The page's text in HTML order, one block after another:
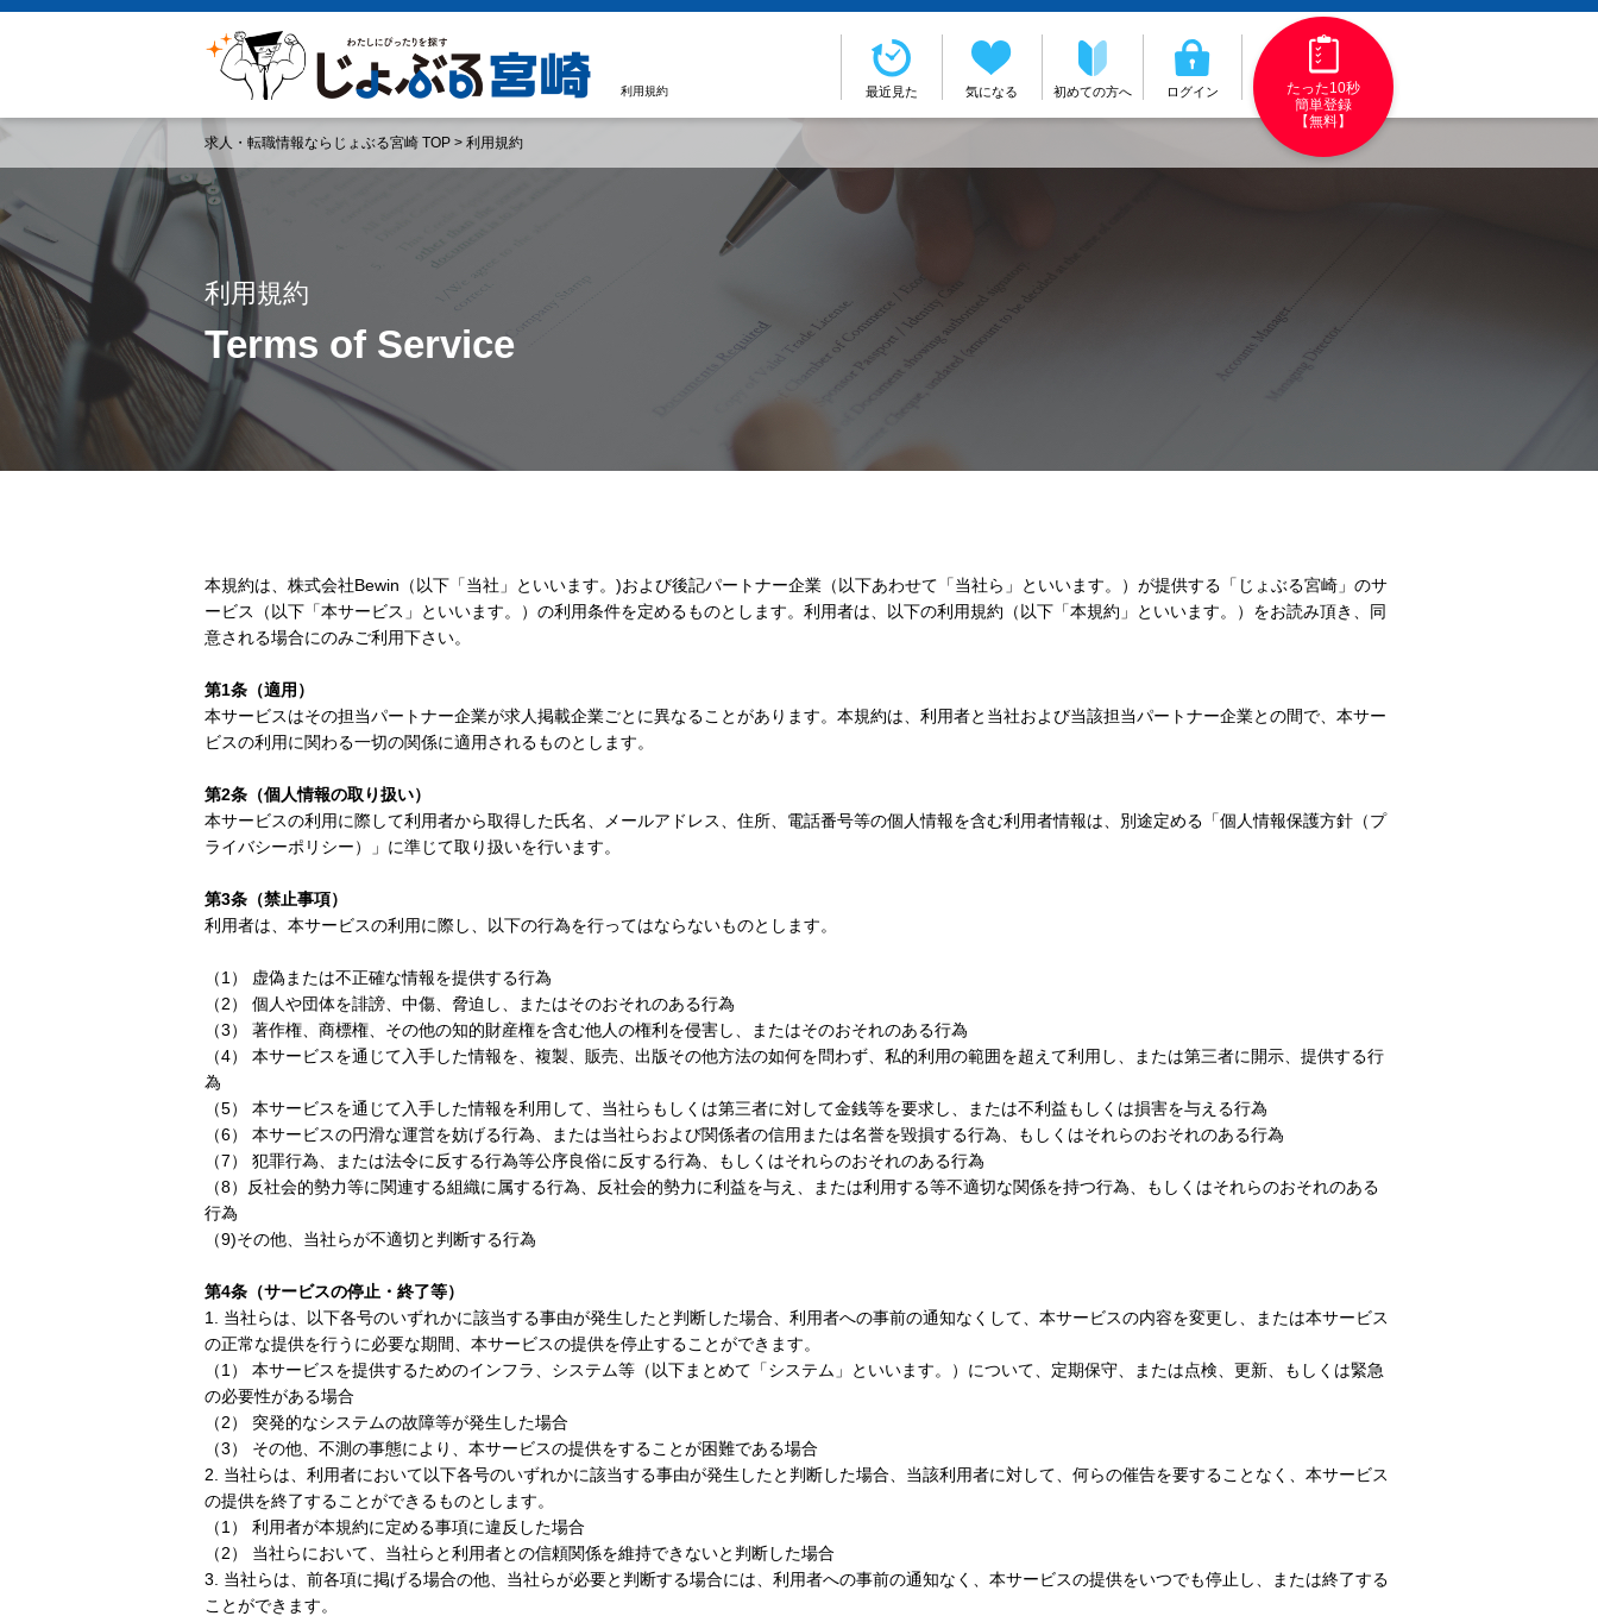
利用規約 最近見た 気になる 初めての方へ ログイン
たった10秒
簡単登録
【無料】
求人・転職情報ならじょぶる宮崎 TOP > 利用規約
利用規約
Terms of Service
本規約は、株式会社Bewin（以下「当社」といいます。)および後記パートナー企業（以下あわせて「当社ら」といいます。）が提供する「じょぶる宮崎」のサ
ービス（以下「本サービス」といいます。）の利用条件を定めるものとします。利用者は、以下の利用規約（以下「本規約」といいます。）をお読み頂き、同
意される場合にのみご利用下さい。
第1条（適用）
本サービスはその担当パートナー企業が求人掲載企業ごとに異なることがあります。本規約は、利用者と当社および当該担当パートナー企業との間で、本サー
ビスの利用に関わる一切の関係に適用されるものとします。
第2条（個人情報の取り扱い）
本サービスの利用に際して利用者から取得した氏名、メールアドレス、住所、電話番号等の個人情報を含む利用者情報は、別途定める 「個人情報保護方針（プ
ライバシーポリシー）」に準じて取り扱いを行います。
第3条（禁止事項）
利用者は、本サービスの利用に際し、以下の行為を行ってはならないものとします。
（1） 虚偽または不正確な情報を提供する行為
（2） 個人や団体を誹謗、中傷、脅迫し、またはそのおそれのある行為
（3） 著作権、商標権、その他の知的財産権を含む他人の権利を侵害し、またはそのおそれのある行為
（4） 本サービスを通じて入手した情報を、複製、販売、出版その他方法の如何を問わず、私的利用の範囲を超えて利用し、または第三者に開示、提供する行
為
（5） 本サービスを通じて入手した情報を利用して、当社らもしくは第三者に対して金銭等を要求し、または不利益もしくは損害を与える行為
（6） 本サービスの円滑な運営を妨げる行為、または当社らおよび関係者の信用または名誉を毀損する行為、もしくはそれらのおそれのある行為
（7） 犯罪行為、または法令に反する行為等公序良俗に反する行為、もしくはそれらのおそれのある行為
（8）反社会的勢力等に関連する組織に属する行為、反社会的勢力に利益を与え、または利用する等不適切な関係を持つ行為、もしくはそれらのおそれのある
行為
（9)その他、当社らが不適切と判断する行為
第4条（サービスの停止・終了等）
1. 当社らは、以下各号のいずれかに該当する事由が発生したと判断した場合、利用者への事前の通知なくして、本サービスの内容を変更し、または本サービス
の正常な提供を行うに必要な期間、本サービスの提供を停止することができます。
（1） 本サービスを提供するためのインフラ、システム等（以下まとめて「システム」といいます。）について、定期保守、または点検、更新、もしくは緊急
の必要性がある場合
（2） 突発的なシステムの故障等が発生した場合
（3） その他、不測の事態により、本サービスの提供をすることが困難である場合
2. 当社らは、利用者において以下各号のいずれかに該当する事由が発生したと判断した場合、当該利用者に対して、何らの催告を要することなく、本サービス
の提供を終了することができるものとします。
（1） 利用者が本規約に定める事項に違反した場合
（2） 当社らにおいて、当社らと利用者との信頼関係を維持できないと判断した場合
3. 当社らは、前各項に掲げる場合の他、当社らが必要と判断する場合には、利用者への事前の通知なく、本サービスの提供をいつでも停止し、または終了する
ことができます。